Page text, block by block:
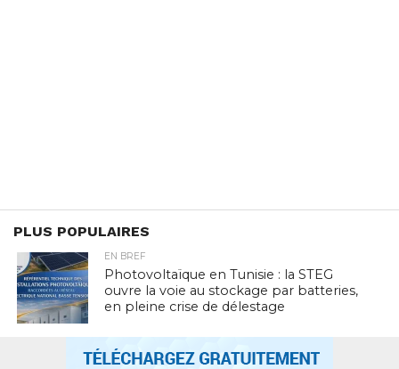
PLUS POPULAIRES
EN BREF
Photovoltaïque en Tunisie : la STEG
ouvre la voie au stockage par batteries,
en pleine crise de délestage